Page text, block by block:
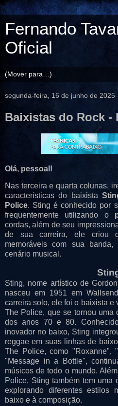
Fernando
Oficial
segunda-feira, 16 de junho de 2025
Baixistas do Rock -
Olá, pessoal!
Nas terceira e quarta colunas,
características do baixista
Police. Sting é conhecido por
frequentemente utilizando o
cordas, além de seu
de sua carreira, ele criou
memoráveis com sua
cenário musical.
Sting, nome artístico de
nasceu em 1951 em
carreira solo, ele foi o baixista e
The Police, que se tornou uma
dos anos 70 e 80.
inovador no baixo, Sting
reggae em suas linhas de
The Police, como "Roxanne",
"Message in a Bottle",
músicos de todo o mundo.
Police, Sting também tem uma
explorando diferentes estilos
baixo e à composição.